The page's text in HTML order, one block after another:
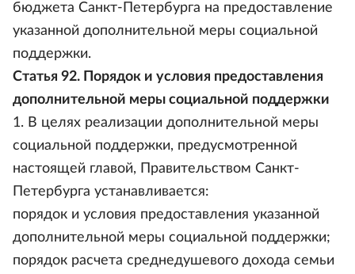
бюджета Санкт-Петербурга на предоставление
указанной дополнительной меры социальной
поддержки.
Статья 92. Порядок и условия предоставления
дополнительной меры социальной поддержки
1. В целях реализации дополнительной меры
социальной поддержки, предусмотренной
настоящей главой, Правительством Санкт-
Петербурга устанавливается:
порядок и условия предоставления указанной
дополнительной меры социальной поддержки;
порядок расчета среднедушевого дохода семьи